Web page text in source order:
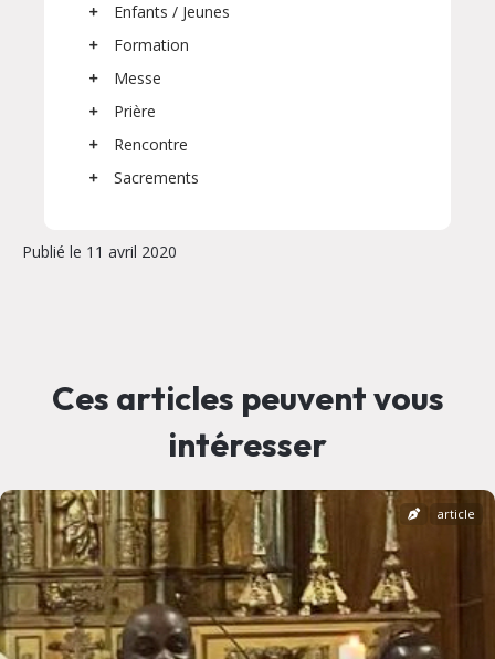
Enfants / Jeunes
Formation
Messe
Prière
Rencontre
Sacrements
Publié le 11 avril 2020
Ces articles peuvent vous
intéresser
article